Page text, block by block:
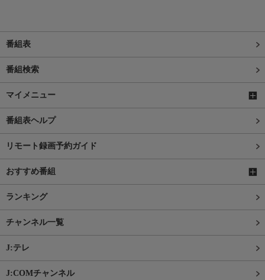
番組表
番組検索
マイメニュー
番組表ヘルプ
リモート録画予約ガイド
おすすめ番組
ランキング
チャンネル一覧
J:テレ
J:COMチャンネル